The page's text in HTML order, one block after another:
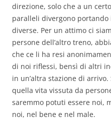
direzione, solo che a un
paralleli divergono
diverse. Per un attimo ci
persone dell’altro treno,
che ce li ha resi
di noi riflessi, bensì di altri
in un’altra stazione di
quella vita vissuta da
saremmo potuti essere noi,
noi, nel bene e nel male.